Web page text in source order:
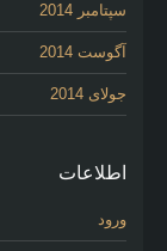
سپتامبر 2014
آگوست 2014
جولای 2014
اطلاعات
ورود